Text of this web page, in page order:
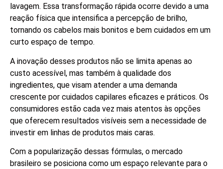
lavagem. Essa transformação rápida ocorre devido a uma
reação física que intensifica a percepção de brilho,
tornando os cabelos mais bonitos e bem cuidados em um
curto espaço de tempo.
A inovação desses produtos não se limita apenas ao
custo acessível, mas também à qualidade dos
ingredientes, que visam atender a uma demanda
crescente por cuidados capilares eficazes e práticos. Os
consumidores estão cada vez mais atentos às opções
que oferecem resultados visíveis sem a necessidade de
investir em linhas de produtos mais caras.
Com a popularização dessas fórmulas, o mercado
brasileiro se posiciona como um espaço relevante para o